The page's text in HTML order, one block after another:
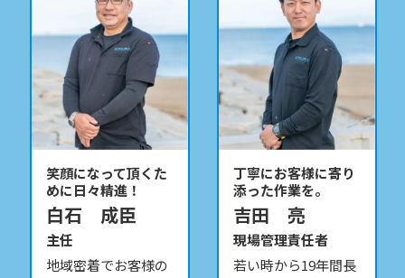
笑顔になって頂くた
めに日々精進！
白石 成臣
主任
地域密着でお客様の
丁寧にお客様に寄り
添った作業を。
吉田 亮
現場管理責任者
若い時から19年間長